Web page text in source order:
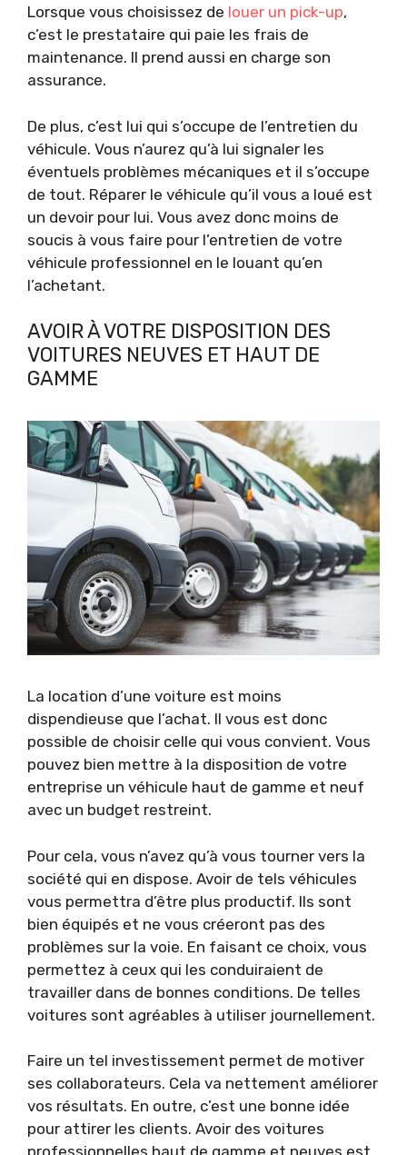
Lorsque vous choisissez de louer un pick-up,
c’est le prestataire qui paie les frais de
maintenance. Il prend aussi en charge son
assurance.
De plus, c’est lui qui s’occupe de l’entretien du
véhicule. Vous n’aurez qu’à lui signaler les
éventuels problèmes mécaniques et il s’occupe
de tout. Réparer le véhicule qu’il vous a loué est
un devoir pour lui. Vous avez donc moins de
soucis à vous faire pour l’entretien de votre
véhicule professionnel en le louant qu’en
l’achetant.
AVOIR À VOTRE DISPOSITION DES
VOITURES NEUVES ET HAUT DE
GAMME
La location d’une voiture est moins
dispendieuse que l’achat. Il vous est donc
possible de choisir celle qui vous convient. Vous
pouvez bien mettre à la disposition de votre
entreprise un véhicule haut de gamme et neuf
avec un budget restreint.
Pour cela, vous n’avez qu’à vous tourner vers la
société qui en dispose. Avoir de tels véhicules
vous permettra d’être plus productif. Ils sont
bien équipés et ne vous créeront pas des
problèmes sur la voie. En faisant ce choix, vous
permettez à ceux qui les conduiraient de
travailler dans de bonnes conditions. De telles
voitures sont agréables à utiliser journellement.
Faire un tel investissement permet de motiver
ses collaborateurs. Cela va nettement améliorer
vos résultats. En outre, c’est une bonne idée
pour attirer les clients. Avoir des voitures